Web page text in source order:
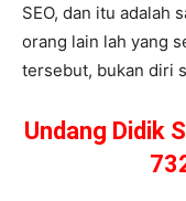
SEO, dan itu adalah
orang lain lah yang
tersebut, bukan diri
Undang Didik